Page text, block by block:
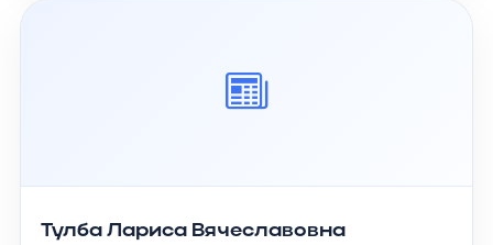
Тулба Лариса Вячеславовна